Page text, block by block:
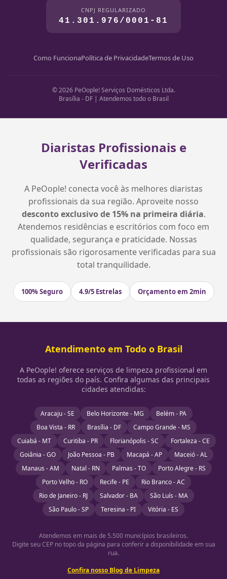
CNPJ REGULARIZADO
41.301.976/0001-81
Como FuncionaPolítica de PrivacidadeTermos de Uso
© 2026 PeOople! Serviços Domésticos Ltda.
Brasília - DF | Atendemos todo o Brasil
Diaristas Profissionais e
Verificadas
A PeOople! conecta você às melhores diaristas
profissionais da sua região. Aproveite nosso
desconto exclusivo de 15% na primeira diária.
Atendemos residências e escritórios com foco em
qualidade, segurança e praticidade. Nossas
profissionais são rigorosamente verificadas para sua
total tranquilidade.
100% Seguro 4.9/5 Estrelas Orçamento em 2min
Atendimento em Todo o Brasil
A PeOople! oferece serviços de limpeza profissional em
todas as regiões do país. Confira algumas das principais
cidades atendidas:
Aracaju - SE Belo Horizonte - MG
Belém - PA
Boa Vista - RR
Brasília - DF
Campo Grande - MS
Cuiabá - MT
Curitiba - PR Florianópolis - SC
Fortaleza - CE
Goiânia - GO
João Pessoa - PB Macapá - AP
Maceió - AL
Manaus - AM
Natal - RN Palmas - TO
Porto Alegre - RS
Porto Velho - RO
Recife - PE
Rio Branco - AC
Rio de Janeiro - RJ
Salvador - BA
São Luís - MA
São Paulo - SP
Teresina - PI Vitória - ES
Atendemos em mais de 5.500 municípios brasileiros.
Digite seu CEP no topo da página para conferir a disponibilidade em sua
rua.
Confira nosso Blog de Limpeza